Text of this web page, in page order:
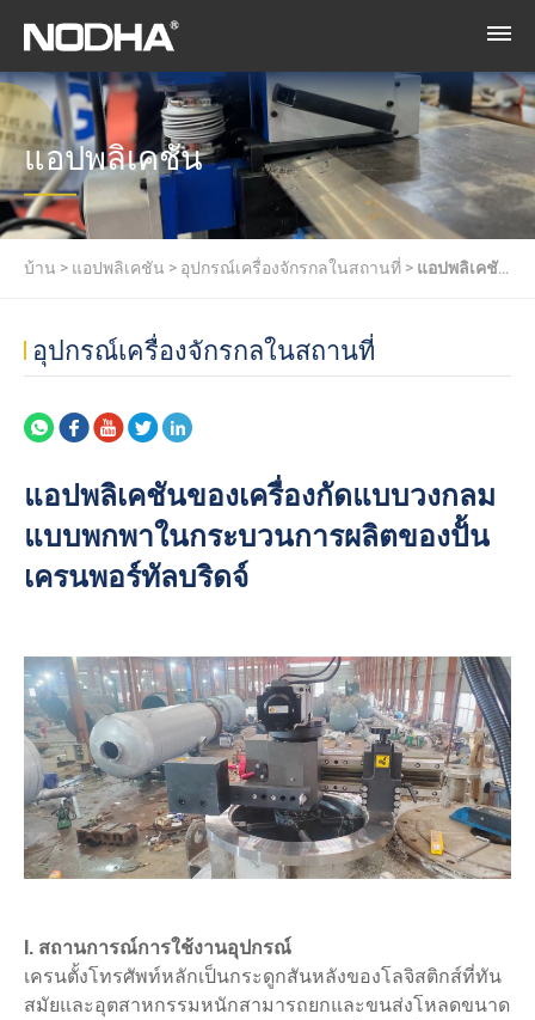
แอปพลิเคชัน
บ้าน > แอปพลิเคชัน > อุปกรณ์เครื่องจักรกลในสถานที่ > แอปพลิเคชัน
อุปกรณ์เครื่องจักรกลในสถานที่
แอปพลิเคชันของเครื่องกัดแบบวงกลม
แบบพกพาในกระบวนการผลิตของปั้น
เครนพอร์ทัลบริดจ์
I. สถานการณ์การใช้งานอุปกรณ์
เครนตั้งโทรศัพท์หลักเป็นกระดูกสันหลังของโลจิสติกส์ที่ทัน
สมัยและอุตสาหกรรมหนักสามารถยกและขนส่งโหลดขนาด